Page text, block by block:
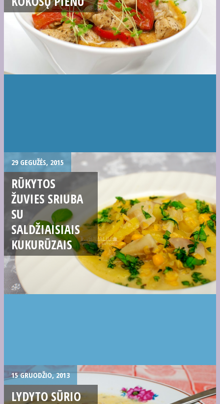
29 GEGUŽĖS, 2015
RŪKYTOS
ŽUVIES SRIUBA
SU
SALDŽIAISIAIS
KUKURŪZAIS
15 GRUODŽIO, 2013
LYDYTO SŪRIO